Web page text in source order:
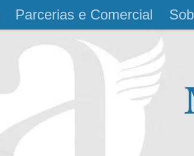
Parcerias e Comercial